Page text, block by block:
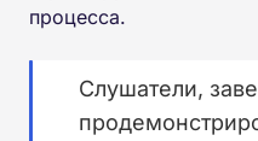
процесса.
Слушатели,